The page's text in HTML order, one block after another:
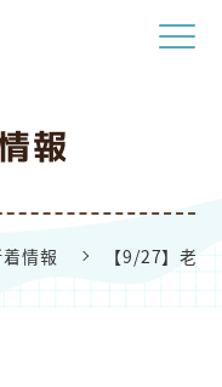
報
情報 【9/27】老